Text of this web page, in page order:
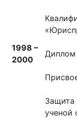
1998 –
2000
Диплом
Защита
ученой